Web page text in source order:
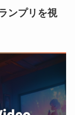
ンプリを視